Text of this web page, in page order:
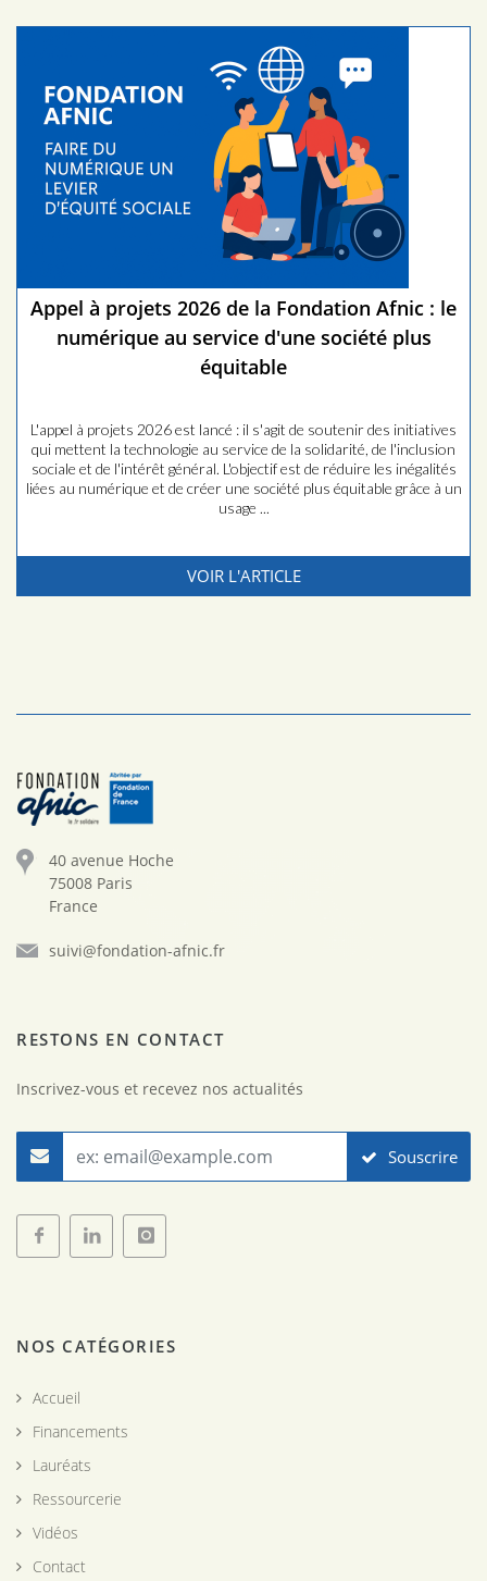
Appel à projets 2026 de la Fondation Afnic : le
numérique au service d'une société plus
équitable
L'appel à projets 2026 est lancé : il s'agit de soutenir des initiatives
qui mettent la technologie au service de la solidarité, de l'inclusion
sociale et de l'intérêt général. L'objectif est de réduire les inégalités
liées au numérique et de créer une société plus équitable grâce à un
usage ...
VOIR L'ARTICLE
40 avenue Hoche
75008 Paris
France
suivi@fondation-afnic.fr
RESTONS EN CONTACT
Inscrivez-vous et recevez nos actualités
Souscrire
-
AFNIC
-
AFNIC
-
NOS CATÉGORIES
Accueil
Financements
Lauréats
Ressourcerie
Vidéos
Contact